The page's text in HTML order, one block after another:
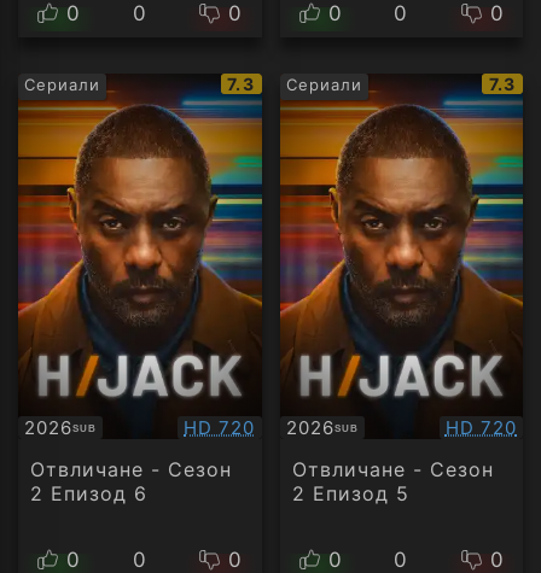
0 0 0 0 0 0
Сериали
IMDb
рейтинг:
7.3
2026SUB
Субтитри Качество:
HD 720
Отвличане - Сезон
2 Епизод 6
0 0 0
Сериали
IMDb
7.3
2026SUB
Субтитри HD 720
Отвличане - Сезон
2 Епизод 5
0 0 0